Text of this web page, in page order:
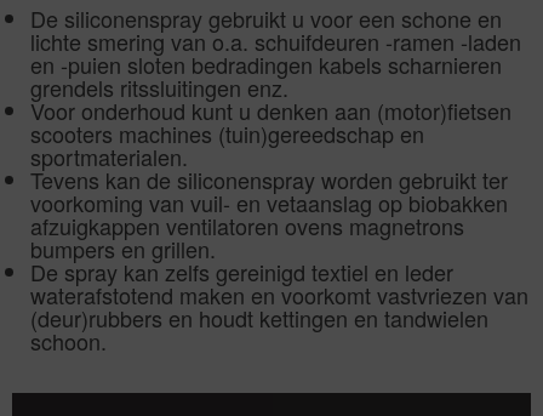
De siliconenspray gebruikt u voor een schone en
lichte smering van o.a. schuifdeuren -ramen -laden
en -puien sloten bedradingen kabels scharnieren
grendels ritssluitingen enz.
Voor onderhoud kunt u denken aan (motor)fietsen
scooters machines (tuin)gereedschap en
sportmaterialen.
Tevens kan de siliconenspray worden gebruikt ter
voorkoming van vuil- en vetaanslag op biobakken
afzuigkappen ventilatoren ovens magnetrons
bumpers en grillen.
De spray kan zelfs gereinigd textiel en leder
waterafstotend maken en voorkomt vastvriezen van
(deur)rubbers en houdt kettingen en tandwielen
schoon.